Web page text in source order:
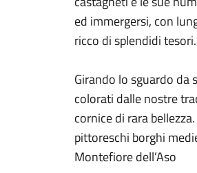
ed immergersi, con
ricco di splendidi tesori.
Girando lo sguardo da
colorati dalle nostre
cornice di rara
pittoreschi borghi
Montefiore dell’Aso